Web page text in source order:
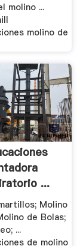
molino ...
molino de
...
Molino
de Bolas;
...
de molino